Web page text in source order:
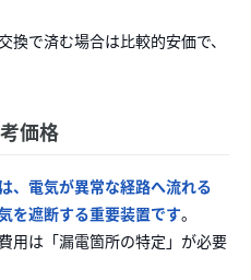
で済む場合は比較的安価で、
価格
、電気が異常な経路へ流れる
を遮断する重要装置です。
用は「漏電箇所の特定」が必要